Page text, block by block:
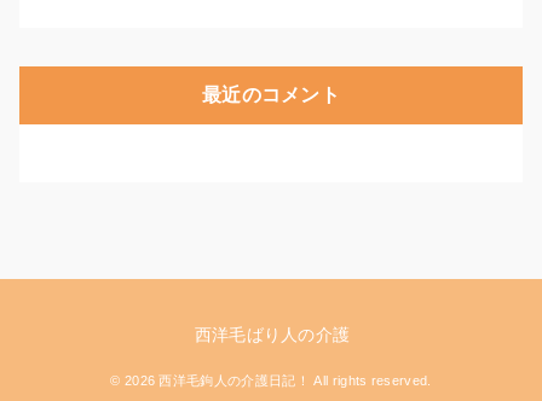
最近のコメント
西洋毛ばり人の介護
© 2026 西洋毛鉤人の介護日記！ All rights reserved.